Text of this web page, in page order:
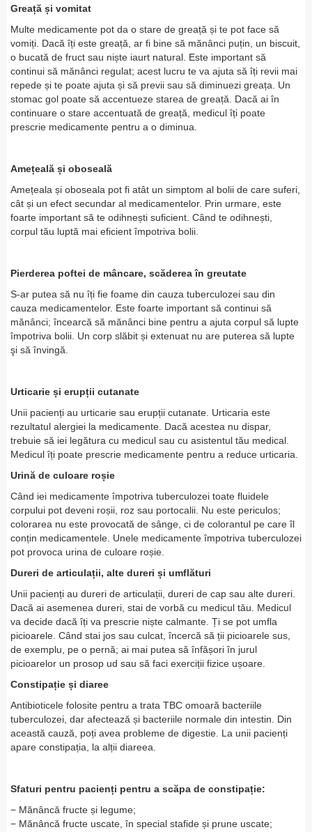
Greață și vomitat
Multe medicamente pot da o stare de greață și te pot face să
vomiți. Dacă îți este greață, ar fi bine să mănânci puțin, un biscuit,
o bucată de fruct sau niște iaurt natural. Este important să
continui să mănânci regulat; acest lucru te va ajuta să îți revii mai
repede și te poate ajuta și să previi sau să diminuezi greața. Un
stomac gol poate să accentueze starea de greață. Dacă ai în
continuare o stare accentuată de greață, medicul îți poate
prescrie medicamente pentru a o diminua.
Amețeală și oboseală
Amețeala și oboseala pot fi atât un simptom al bolii de care suferi,
cât și un efect secundar al medicamentelor. Prin urmare, este
foarte important să te odihnești suficient. Când te odihnești,
corpul tău luptă mai eficient împotriva bolii.
Pierderea poftei de mâncare, scăderea în greutate
S-ar putea să nu îți fie foame din cauza tuberculozei sau din
cauza medicamentelor. Este foarte important să continui să
mănânci; încearcă să mănânci bine pentru a ajuta corpul să lupte
împotriva bolii. Un corp slăbit și extenuat nu are puterea să lupte
şi să învingă.
Urticarie și erupții cutanate
Unii pacienți au urticarie sau erupții cutanate. Urticaria este
rezultatul alergiei la medicamente. Dacă acestea nu dispar,
trebuie să iei legătura cu medicul sau cu asistentul tău medical.
Medicul îți poate prescrie medicamente pentru a reduce urticaria.
Urină de culoare roșie
Când iei medicamente împotriva tuberculozei toate fluidele
corpului pot deveni roșii, roz sau portocalii. Nu este periculos;
colorarea nu este provocată de sânge, ci de colorantul pe care îl
conțin medicamentele. Unele medicamente împotriva tuberculozei
pot provoca urina de culoare roșie.
Dureri de articulații, alte dureri și umflături
Unii pacienți au dureri de articulații, dureri de cap sau alte dureri.
Dacă ai asemenea dureri, stai de vorbă cu medicul tău. Medicul
va decide dacă îți va prescrie niște calmante. Ți se pot umfla
picioarele. Când stai jos sau culcat, încercă să ții picioarele sus,
de exemplu, pe o pernă; ai mai putea să înfășori în jurul
picioarelor un prosop ud sau să faci exerciții fizice ușoare.
Constipație și diaree
Antibioticele folosite pentru a trata TBC omoară bacteriile
tuberculozei, dar afectează și bacteriile normale din intestin. Din
această cauză, poți avea probleme de digestie. La unii pacienți
apare constipația, la alții diareea.
Sfaturi pentru pacienți pentru a scăpa de constipație:
− Mănâncă fructe și legume;
− Mănâncă fructe uscate, în special stafide și prune uscate;